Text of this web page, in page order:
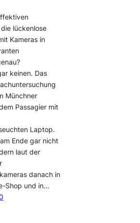
lückenlose
Kameras in
keinen. Das
Münchner
Passagier mit
Laptop.
Ende gar nicht
laut der
danach in
Shop und in…